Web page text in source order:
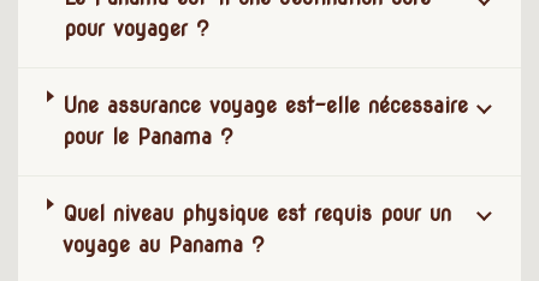
pour voyager ?
Une assurance voyage est-elle nécessaire
pour le Panama ?
Quel niveau physique est requis pour un
voyage au Panama ?